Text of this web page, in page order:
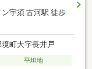
宇須 古河駅 徒歩
町大字長井戸
平坦地